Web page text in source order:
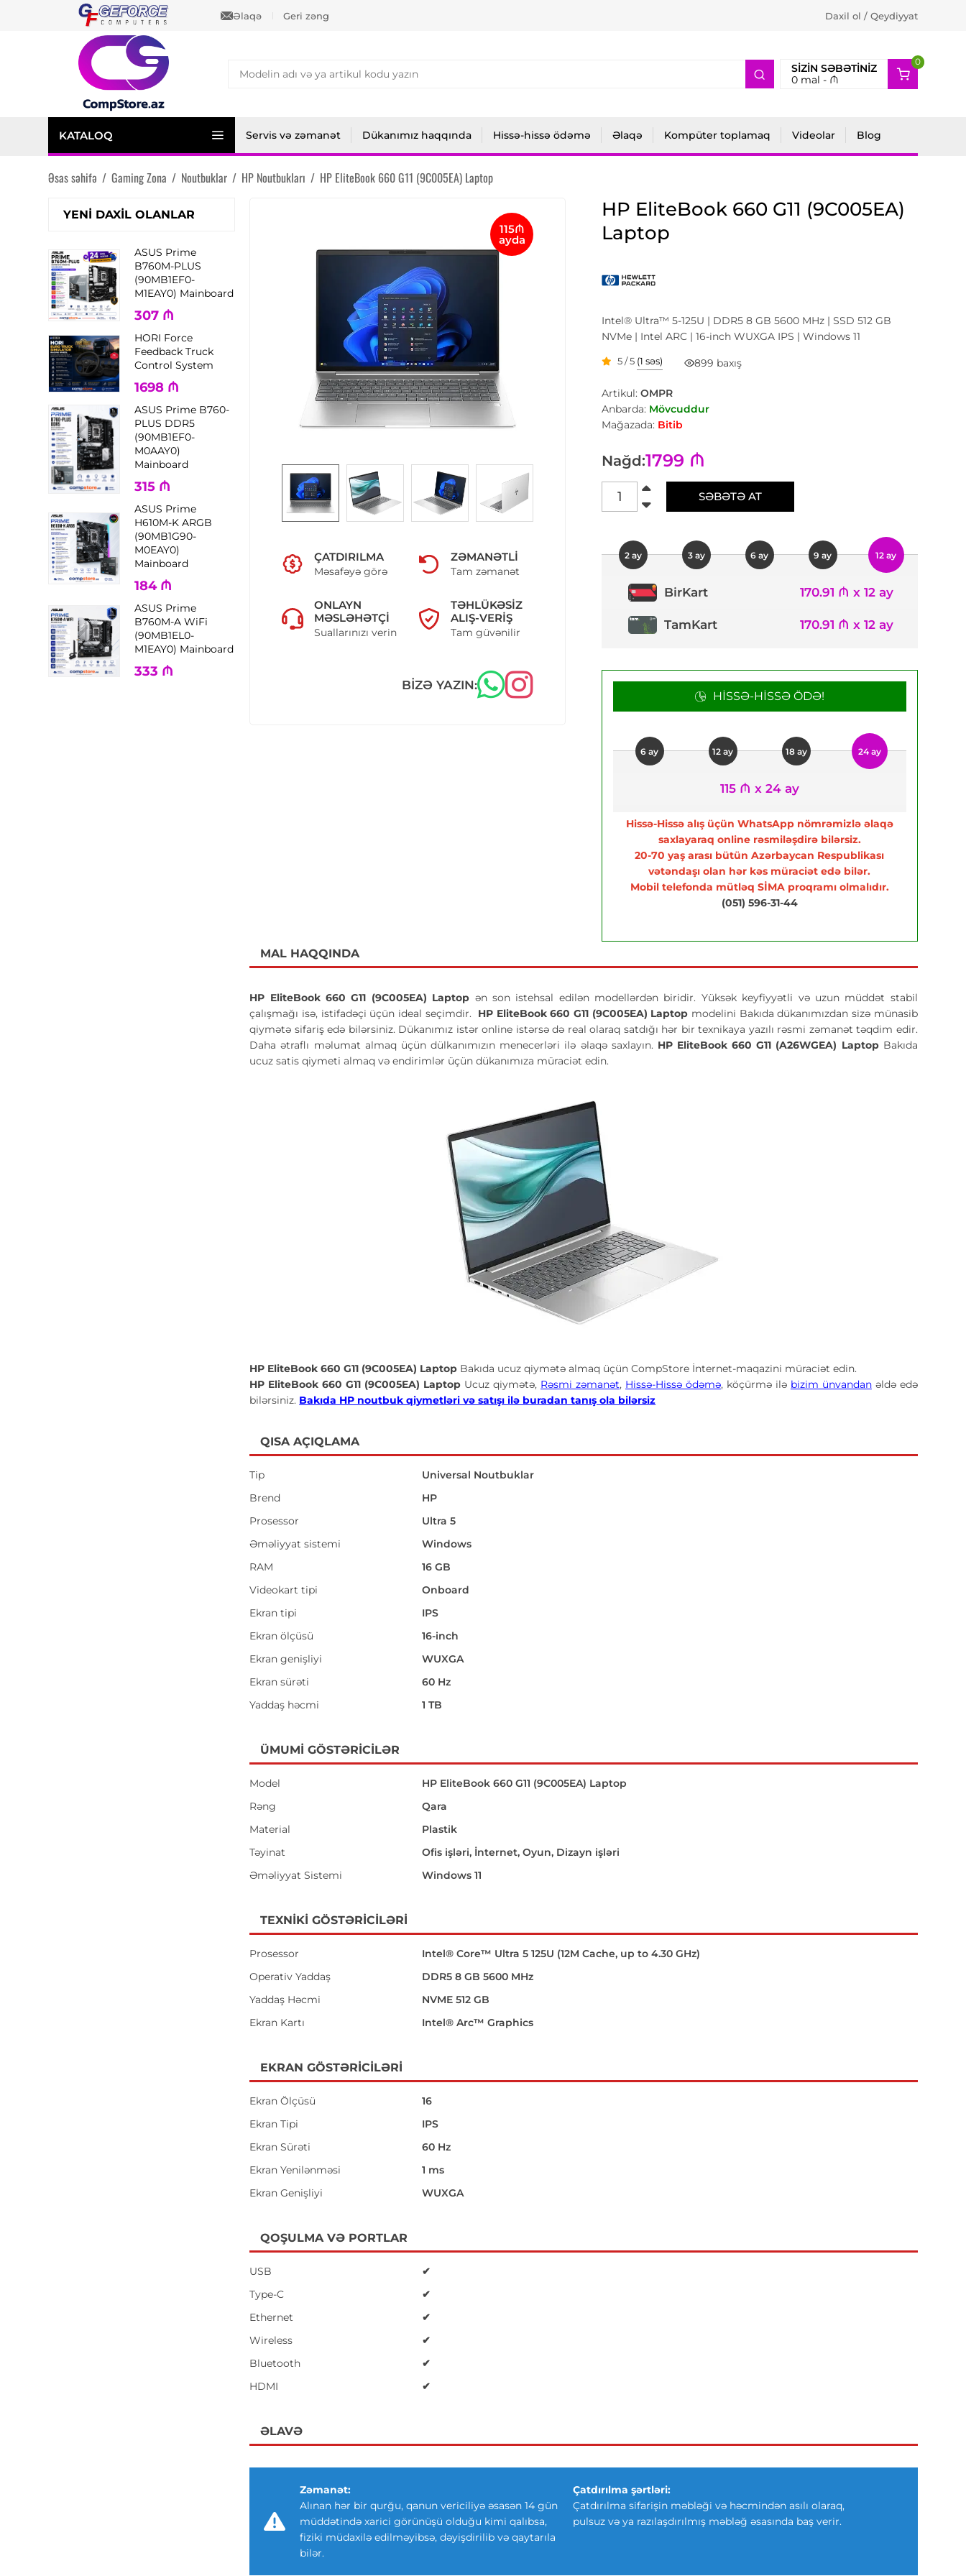
Əlaqə Geri zəng Daxil ol / Qeydiyyat
SIZIN SƏBƏTINIZ
0mal - ₼
0
2
KATALOQ Servis və zəmanət Dükanımız haqqında Hissə-hissə ödəmə Əlaqə Kompüter toplamaq Videolar Blog
Əsas səhifə / Gaming Zona / Noutbuklar / HP Noutbukları / HP EliteBook 660 G11 (9C005EA) Laptop
YENI DAXIL OLANLAR
ASUS Prime
B760M-PLUS
(90MB1EF0-
M1EAY0) Mainboard
307 ₼
HORI Force
Feedback Truck
Control System
1698 ₼
ASUS Prime B760-
PLUS DDR5
(90MB1EF0-
M0AAY0)
Mainboard
315 ₼
ASUS Prime
H610M-K ARGB
(90MB1G90-
M0EAY0)
Mainboard
184 ₼
ASUS Prime
B760M-A WiFi
(90MB1EL0-
M1EAY0) Mainboard
333 ₼
115₼
ayda
ÇATDIRILMA
Məsafəyə görə
ZƏMANƏTLI
Tam zəmanət
ONLAYN
MƏSLƏHƏTÇI
Suallarınızı verin
TƏHLÜKƏSIZ
ALIŞ-VERIŞ
Tam güvənilir
BIZƏ YAZIN:
HP EliteBook 660 G11 (9C005EA)
Laptop
Intel® Ultra™ 5-125U | DDR5 8 GB 5600 MHz | SSD 512 GB
NVMe | Intel ARC | 16-inch WUXGA IPS | Windows 11
5 / 5 (1 səs) 899 baxış
Artikul: OMPR
Anbarda: Mövcuddur
Mağazada: Bitib
Nağd:1799 ₼
SƏBƏTƏ AT
2 ay 3 ay 6 ay 9 ay 12 ay
BirKart 170.91 ₼ x 12 ay
TamKart 170.91 ₼ x 12 ay
HISSƏ-HISSƏ ÖDƏ!
6 ay 12 ay 18 ay 24 ay
115 ₼ x 24 ay
Hissə-Hissə alış üçün WhatsApp nömrəmizlə əlaqə
saxlayaraq online rəsmiləşdirə bilərsiz.
20-70 yaş arası bütün Azərbaycan Respublikası
vətəndaşı olan hər kəs müraciət edə bilər.
Mobil telefonda mütləq SİMA proqramı olmalıdır.
(051) 596-31-44
MAL HAQQINDA
HP EliteBook 660 G11 (9C005EA) Laptop ən son istehsal edilən modellərdən biridir. Yüksək keyfiyyətli və uzun müddət stabil
çalışmağı isə, istifadəçi üçün ideal seçimdir. HP EliteBook 660 G11 (9C005EA) Laptop modelini Bakıda dükanımızdan sizə münasib
qiymətə sifariş edə bilərsiniz. Dükanımız istər online istərsə də real olaraq satdığı hər bir texnikaya yazılı rəsmi zəmanət təqdim edir.
Daha ətraflı məlumat almaq üçün dülkanımızın menecerləri ilə əlaqə saxlayın. HP EliteBook 660 G11 (A26WGEA) Laptop Bakıda
ucuz satis qiymeti almaq və endirimlər üçün dükanımıza müraciət edin.
HP EliteBook 660 G11 (9C005EA) Laptop Bakıda ucuz qiymətə almaq üçün CompStore İnternet-maqazini müraciət edin.
HP EliteBook 660 G11 (9C005EA) Laptop Ucuz qiymətə, Rəsmi zəmanət, Hissə-Hissə ödəmə, köçürmə ilə bizim ünvandanəldə edə
bilərsiniz. Bakıda HP noutbuk qiymetləri və satışı ilə buradan tanış ola bilərsiz
QISA AÇIQLAMA
Tip
Universal Noutbuklar
Brend
HP
Prosessor
Ultra 5
Əməliyyat sistemi
Windows
RAM
16 GB
Videokart tipi
Onboard
Ekran tipi
IPS
Ekran ölçüsü
16-inch
Ekran genişliyi
WUXGA
Ekran sürəti
60 Hz
Yaddaş həcmi
1 TB
ÜMUMI GÖSTƏRICILƏR
Model
HP EliteBook 660 G11 (9C005EA) Laptop
Rəng
Qara
Material
Plastik
Təyinat
Ofis işləri, İnternet, Oyun, Dizayn işləri
Əməliyyat Sistemi
Windows 11
TEXNIKI GÖSTƏRICILƏRI
Prosessor
Intel® Core™ Ultra 5 125U (12M Cache, up to 4.30 GHz)
Operativ Yaddaş
DDR5 8 GB 5600 MHz
Yaddaş Həcmi
NVME 512 GB
Ekran Kartı
Intel® Arc™ Graphics
EKRAN GÖSTƏRICILƏRI
Ekran Ölçüsü
16
Ekran Tipi
IPS
Ekran Sürəti
60 Hz
Ekran Yenilənməsi
1 ms
Ekran Genişliyi
WUXGA
QOŞULMA VƏ PORTLAR
USB
✔
Type-C
✔
Ethernet
✔
Wireless
✔
Bluetooth
✔
HDMI
✔
ƏLAVƏ
Zəmanət:
Alınan hər bir qurğu, qanun vericiliyə əsasən 14 gün
müddətində xarici görünüşü olduğu kimi qalıbsa,
fiziki müdaxilə edilməyibsə, dəyişdirilib və qaytarıla
bilər.
Çatdırılma şərtləri:
Çatdırılma sifarişin məbləği və həcmindən asılı olaraq,
pulsuz və ya razılaşdırılmış məbləğ əsasında baş verir.